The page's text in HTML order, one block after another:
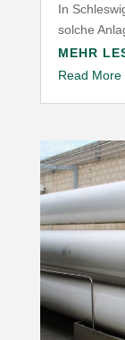
In
solche
MEHR
Read More